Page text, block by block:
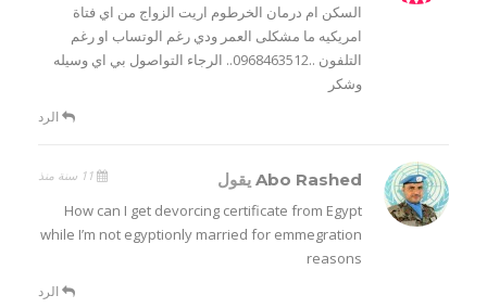
السكن ام درمان الخرطوم اريت الزواج من اي فتاة
امريكيه ما مشكلى العمر ودي رغم الوتساب او رغم
التلفون ..0968463512.. الرجاء التواصول بي اي وسيله
وشكر
الرد
Abo Rashed يقول
How can I get devorcing certificate from Egypt
while I’m not egyptionly married for emmegration
reasons
الرد